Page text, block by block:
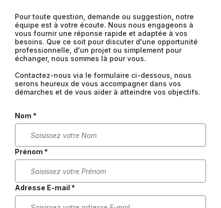
Pour toute question, demande ou suggestion, notre
équipe est à votre écoute. Nous nous engageons à
vous fournir une réponse rapide et adaptée à vos
besoins. Que ce soit pour discuter d'une opportunité
professionnelle, d'un projet ou simplement pour
échanger, nous sommes là pour vous.
Contactez-nous via le formulaire ci-dessous, nous
serons heureux de vous accompagner dans vos
démarches et de vous aider à atteindre vos objectifs.
Nom *
Prénom *
Adresse E-mail *